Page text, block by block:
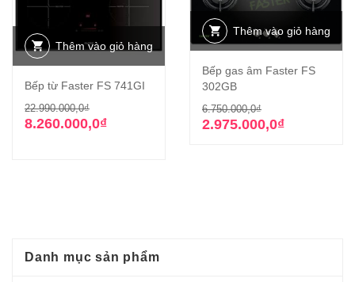
Thêm vào giỏ hàng
Bếp từ Faster FS 741GI
22.990.000,0₫Giá
gốc
8.260.000,0₫
Giá
hiện
Thêm vào giỏ hàng
Bếp gas âm Faster FS
302GB
6.750.000,0₫Giá
gốc
2.975.000,0₫
Giá
hiện
Danh mục sản phẩm